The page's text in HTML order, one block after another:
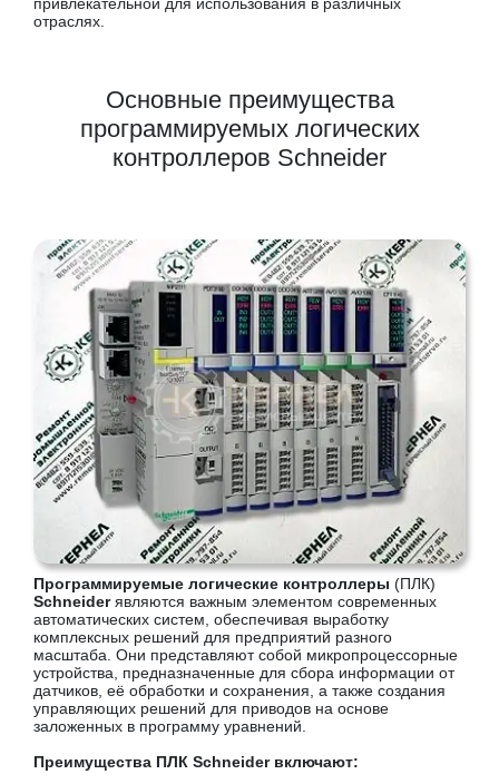
отраслях.
Основные преимущества
программируемых логических
контроллеров Schneider
Программируемые логические контроллеры (ПЛК)
Schneiderявляются важным элементом современных
автоматических систем, обеспечивая выработку
комплексных решений для предприятий разного
масштаба. Они представляют собой микропроцессорные
устройства, предназначенные для сбора информации от
датчиков, её обработки и сохранения, а также создания
управляющих решений для приводов на основе
заложенных в программу уравнений.
Преимущества ПЛК Schneider включают: